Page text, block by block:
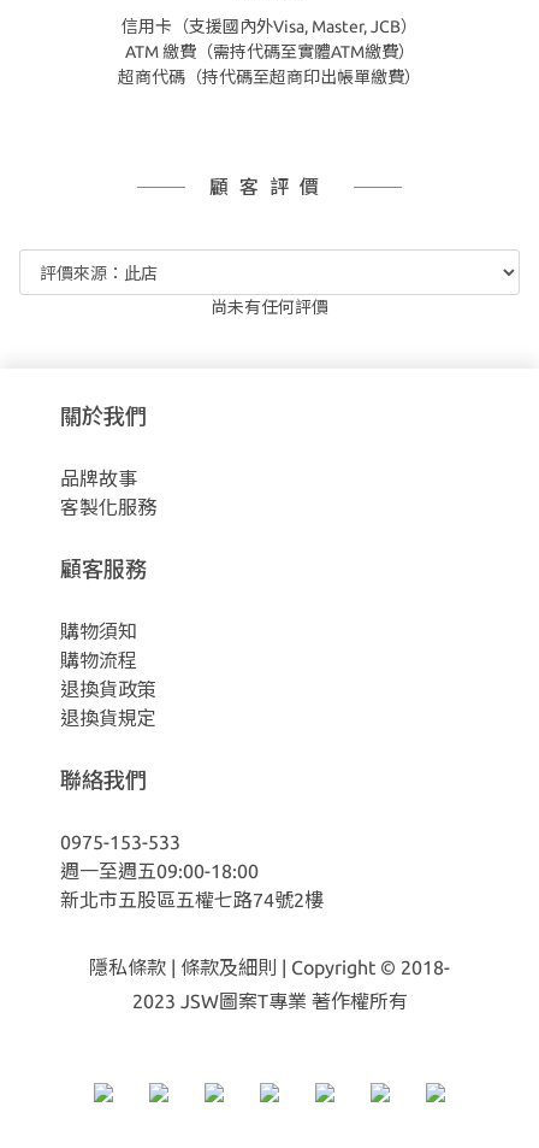
信用卡（支援國內外Visa, Master, JCB）
ATM 繳費（需持代碼至實體ATM繳費）
超商代碼（持代碼至超商印出帳單繳費）
顧客評價
尚未有任何評價
關於我們
品牌故事
客製化服務
顧客服務
購物須知
購物流程
退換貨政策
退換貨規定
聯絡我們
0975-153-533
週一至週五09:00-18:00
新北市五股區五權七路74號2樓
隱私條款 | 條款及細則 | Copyright © 2018-
2023 JSW圖案T專業 著作權所有